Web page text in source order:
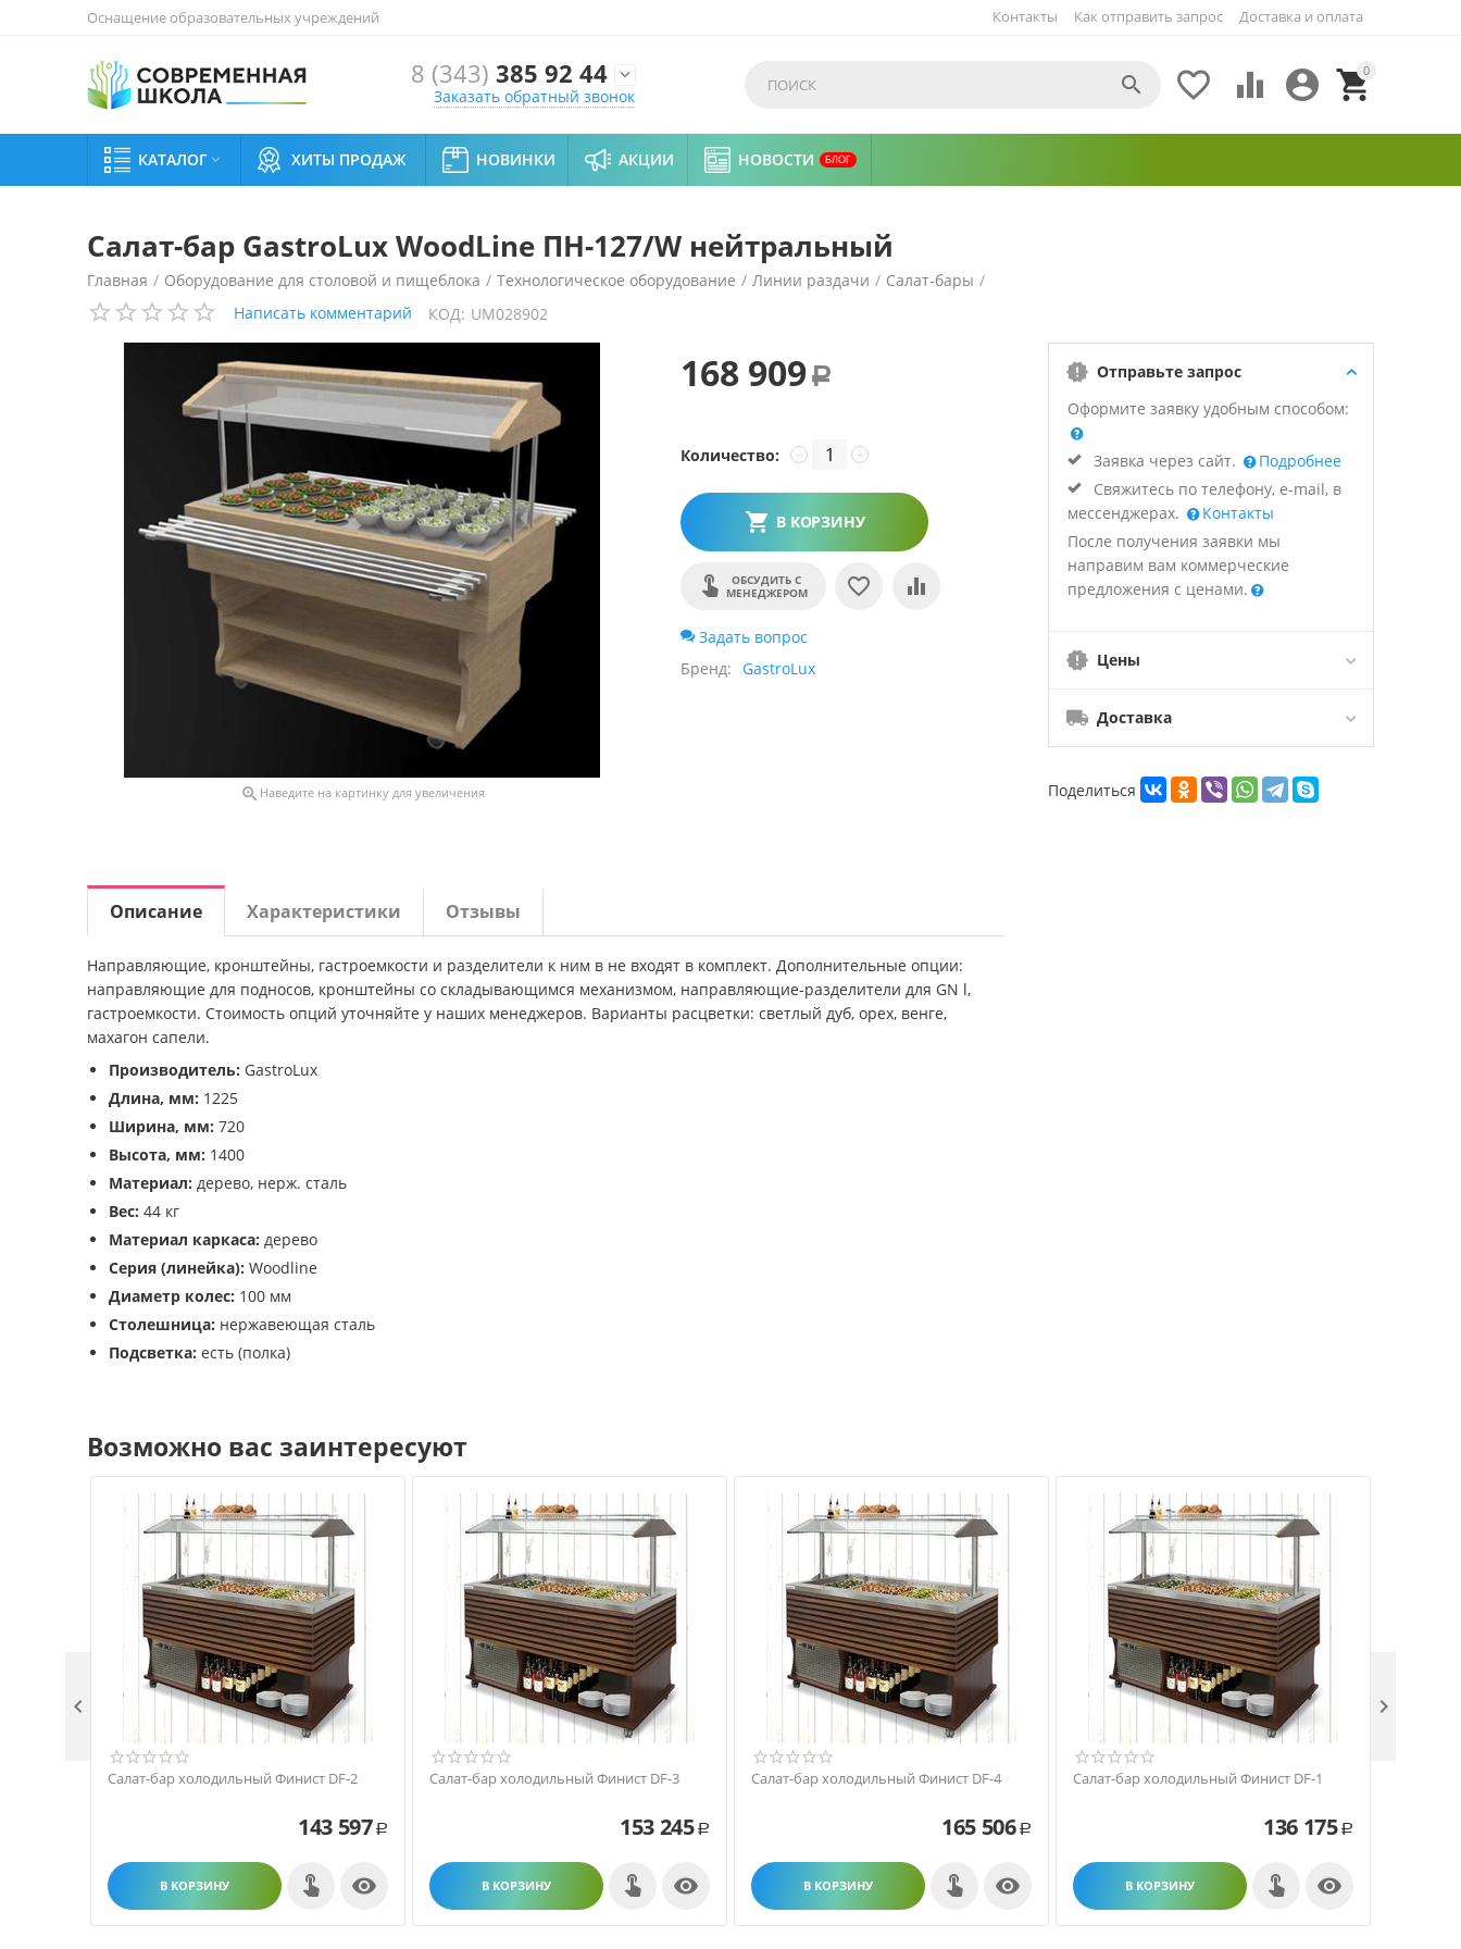
Оснащение образовательных учреждений Как отправить запрос Доставка и оплата
Контакты
8 (343) 385 92 44 
Заказать обратный звонок
0


 

КАТАЛОГ  ХИТЫ ПРОДАЖ НОВИНКИ АКЦИИ НОВОСТИ БЛОГ
Салат-бар GastroLux WoodLine ПН-127/W нейтральный
Главная / Оборудование для столовой и пищеблока / Технологическое оборудование / Линии раздачи / Салат-бары /
Салат-бар GastroLux WoodLine ПН-127/W нейтральный
Написать комментарий КОД: UM028902
 Наведите на картинку для увеличения
168 909 Р
Количество: +
−
В КОРЗИНУ
ОБСУДИТЬ С
МЕНЕДЖЕРОМ
Задать вопрос
Бренд
GastroLux
Отправьте запрос
Оформите заявку удобным способом:
Заявка через сайт.
Подробнее
Свяжитесь по телефону, e-mail, в
мессенджерах.
Контакты
После получения заявки мы
направим вам коммерческие
предложения с ценами.
Цены
Доставка
Поделиться
Описание Характеристики Отзывы
Направляющие, кронштейны, гастроемкости и разделители к ним в не входят в комплект. Дополнительные опции:
направляющие для подносов, кронштейны со складывающимся механизмом, направляющие-разделители для GN l,
гастроемкости. Стоимость опций уточняйте у наших менеджеров. Варианты расцветки: светлый дуб, орех, венге,
махагон сапели.
Производитель: GastroLux
Длина, мм: 1225
Ширина, мм: 720
Высота, мм: 1400
Материал: дерево, нерж. сталь
Вес: 44 кг
Материал каркаса: дерево
Серия (линейка): Woodline
Диаметр колес: 100 мм
Столешница: нержавеющая сталь
Подсветка: есть (полка)
Возможно вас заинтересуют
Салат-бар холодильный Финист DF-2
143 597 Р
В КОРЗИНУ 
Салат-бар холодильный Финист DF-3
153 245 Р
В КОРЗИНУ 
Салат-бар холодильный Финист DF-4
165 506 Р
В КОРЗИНУ 
Салат-бар холодильный Финист DF-1
136 175 Р
В КОРЗИНУ 
 